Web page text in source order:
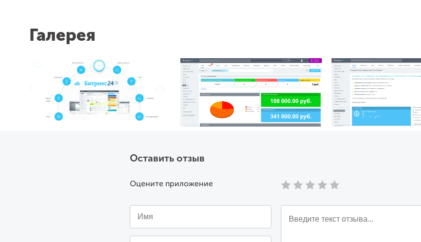
Для клиентов выбравших режим работы CRM Лид, доступен выбор начального статуса, в котором
Для создаваемых сделок появилась возможность закрепить определенный источник
происхождения заказа. Мы рекомендуем использовать «Интернет-магазин» или «Веб-сайт».
Для всех новых заказов теперь вы самостоятельно можете указать ответственного по умолчанию.
В процессе создания лида, сделки, контакта или дела, будет использовать ответственный по
умолчанию.
Для лидов и контактов можно выбрать тип клиента.
Дела(задание по заказу) теперь можно отключать. Так же, можно указывать срок исполнения
Встроенный механизм антидубля на основе InSales.
Встроенное приложение с кнопкой быстрого доступа из бокового меню.
Функционал выбора режима работы Битрикс24(лид/сделка).
Для клиентов выбравших режим работы CRM Лид, доступен выбор начального статуса, в котором
будет создаваться заказ из магазина. Для тех кто выбрал режим Сделка, доступен выбор стадии.
Галерея
Оставить отзыв
Оцените приложение